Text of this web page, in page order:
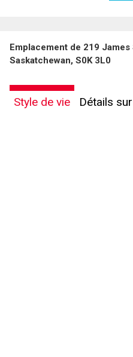
vous nous fournissez l'autorisation écrite
Emplacement de 219 James
Saskatchewan, S0K 3L0
Style de vie Détails